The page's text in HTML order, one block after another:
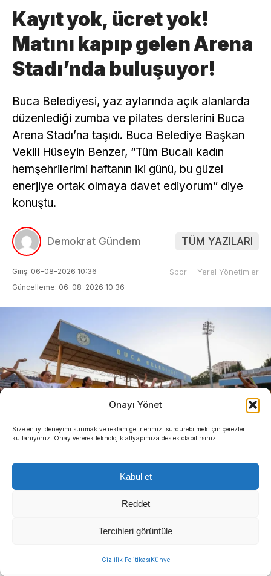
Onayı Yönet
Size en iyi deneyimi sunmak ve reklam gelirlerimizi sürdürebilmek için çerezleri
kullanıyoruz. Onay vererek teknolojik altyapımıza destek olabilirsiniz.
Kabul et
Reddet
Tercihleri görüntüle
Gizlilik PolitikasıKünye
Kayıt yok, ücret yok!
Matını kapıp gelen Arena
Stadı’nda buluşuyor!
Buca Belediyesi, yaz aylarında açık alanlarda
düzenlediği zumba ve pilates derslerini Buca
Arena Stadı’na taşıdı. Buca Belediye Başkan
Vekili Hüseyin Benzer, “Tüm Bucalı kadın
hemşehrilerimi haftanın iki günü, bu güzel
enerjiye ortak olmaya davet ediyorum” diye
konuştu.
Demokrat Gündem TÜM YAZILARI
Giriş: 06-08-2026 10:36
Güncelleme: 06-08-2026 10:36
Spor Yerel Yönetimler